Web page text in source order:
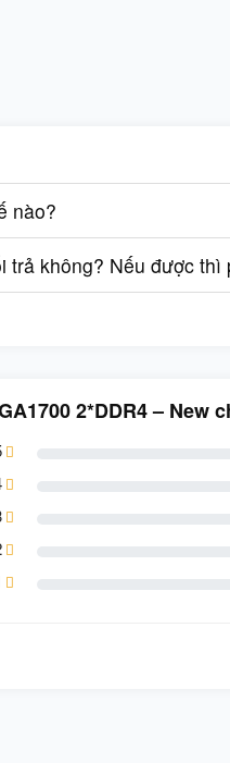
nào?
không? Nếu được
2*DDR4 – New